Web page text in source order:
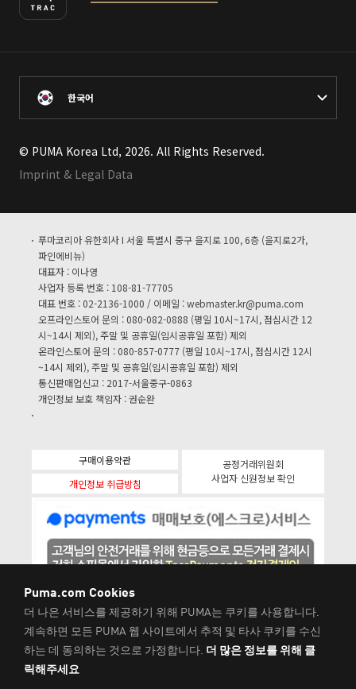
한국어
© PUMA Korea Ltd, 2026. All Rights Reserved.
Imprint & Legal Data
푸마코리아 유한회사 I 서울 특별시 중구 을지로 100, 6층 (을지로2가,
파인에비뉴)
대표자 : 이나영
사업자 등록 번호 : 108-81-77705
대표 번호 : 02-2136-1000 / 이메일 :webmaster.kr@puma.com
오프라인스토어 문의 : 080-082-0888 (평일 10시~17시, 점심시간 12
시~14시 제외), 주말 및 공휴일(임시공휴일 포함) 제외
온라인스토어 문의 : 080-857-0777 (평일 10시~17시, 점심시간 12시
~14시 제외), 주말 및 공휴일(임시공휴일 포함) 제외
통신판매업신고 : 2017-서울중구-0863
개인정보 보호 책임자 : 권순완
구매이용약관
개인정보 취급방침
공정거래위원회
사업자 신원정보 확인